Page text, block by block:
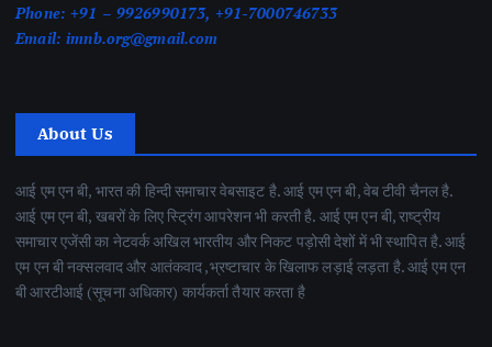
Phone: +91 – 9926990173, +91-7000746733
Email: imnb.org@gmail.com
About Us
आई एम एन बी, भारत की हिन्दी समाचार वेबसाइट है. आई एम एन बी, वेब टीवी चैनल है.
आई एम एन बी, खबरों के लिए स्ट्रिंग आपरेशन भी करती है. आई एम एन बी, राष्ट्रीय
समाचार एजेंसी का नेटवर्क अखिल भारतीय और निकट पड़ोसी देशों में भी स्थापित है. आई
एम एन बी नक्सलवाद और आतंकवाद ,भ्रष्टाचार के खिलाफ लड़ाई लड़ता है. आई एम एन
बी आरटीआई (सूचना अधिकार) कार्यकर्ता तैयार करता है